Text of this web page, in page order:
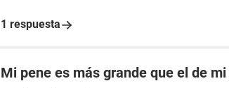
1 respuesta
Mi pene es más grande que el de